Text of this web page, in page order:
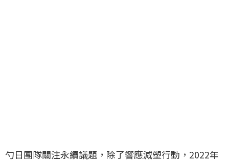
勺日團隊關注永續議題，除了響應減塑行動，2022年